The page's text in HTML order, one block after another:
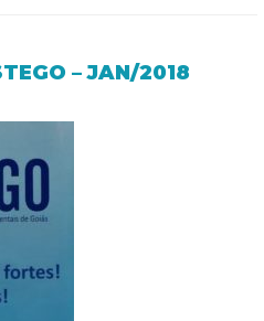
– JAN/2018